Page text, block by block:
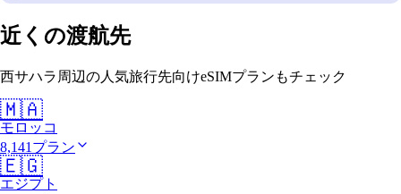
近くの渡航先
西サハラ周辺の人気旅行先向けeSIMプランもチェック
🇲🇦
モロッコ
8,141プラン
🇪🇬
エジプト